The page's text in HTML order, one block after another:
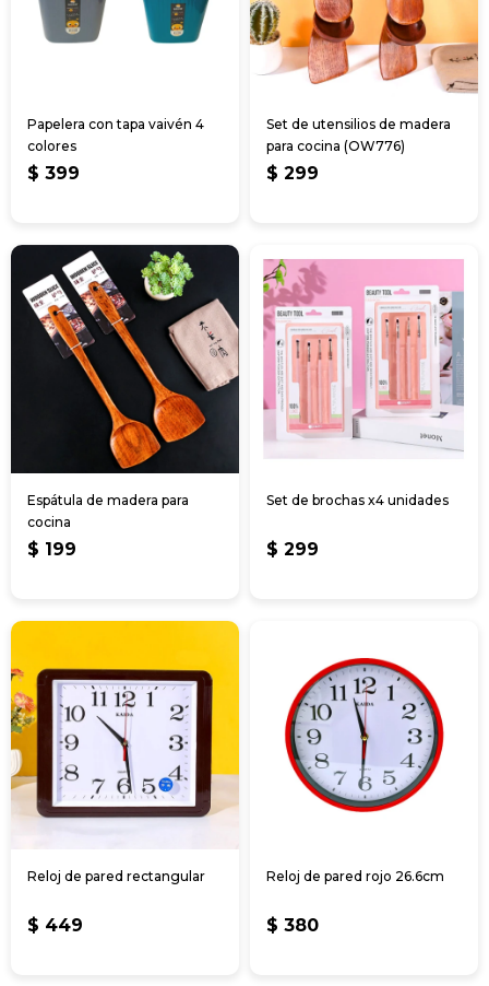
Papelera con tapa vaivén 4
colores
$ 399
Set de utensilios de madera
para cocina (OW776)
$ 299
Espátula de madera para
cocina
$ 199
Set de brochas x4 unidades
$ 299
Reloj de pared rectangular
$ 449
Reloj de pared rojo 26.6cm
$ 380